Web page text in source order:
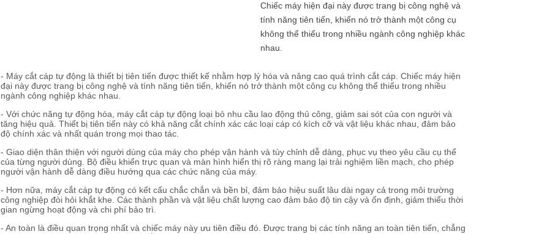
Chiếc máy hiện đại này được trang bị công nghệ và
tính năng tiên tiến, khiến nó trở thành một công cụ
không thể thiếu trong nhiều ngành công nghiệp khác
nhau.
- Máy cắt cáp tự động là thiết bị tiên tiến được thiết kế nhằm hợp lý hóa và nâng cao quá trình cắt cáp. Chiếc máy hiện
đại này được trang bị công nghệ và tính năng tiên tiến, khiến nó trở thành một công cụ không thể thiếu trong nhiều
ngành công nghiệp khác nhau.
- Với chức năng tự động hóa, máy cắt cáp tự động loại bỏ nhu cầu lao động thủ công, giảm sai sót của con người và
tăng hiệu quả. Thiết bị tiên tiến này có khả năng cắt chính xác các loại cáp có kích cỡ và vật liệu khác nhau, đảm bảo
độ chính xác và nhất quán trong mọi thao tác.
- Giao diện thân thiện với người dùng của máy cho phép vận hành và tùy chỉnh dễ dàng, phục vụ theo yêu cầu cụ thể
của từng người dùng. Bộ điều khiển trực quan và màn hình hiển thị rõ ràng mang lại trải nghiệm liền mạch, cho phép
người vận hành dễ dàng điều hướng qua các chức năng của máy.
- Hơn nữa, máy cắt cáp tự động có kết cấu chắc chắn và bền bỉ, đảm bảo hiệu suất lâu dài ngay cả trong môi trường
công nghiệp đòi hỏi khắt khe. Các thành phần và vật liệu chất lượng cao đảm bảo độ tin cậy và ổn định, giảm thiểu thời
gian ngừng hoạt động và chi phí bảo trì.
- An toàn là điều quan trọng nhất và chiếc máy này ưu tiên điều đó. Được trang bị các tính năng an toàn tiên tiến, chẳng